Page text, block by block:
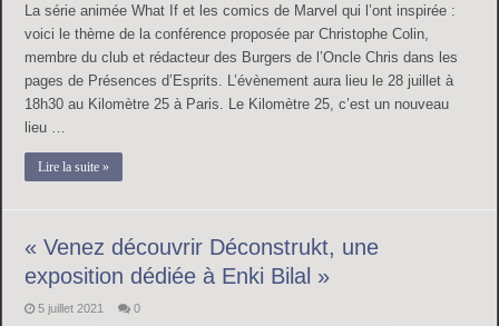
La série animée What If et les comics de Marvel qui l’ont inspirée :
voici le thème de la conférence proposée par Christophe Colin,
membre du club et rédacteur des Burgers de l’Oncle Chris dans les
pages de Présences d’Esprits. L’évènement aura lieu le 28 juillet à
18h30 au Kilomètre 25 à Paris. Le Kilomètre 25, c’est un nouveau
lieu …
Lire la suite »
« Venez découvrir Déconstrukt, une
exposition dédiée à Enki Bilal »
5 juillet 2021 0